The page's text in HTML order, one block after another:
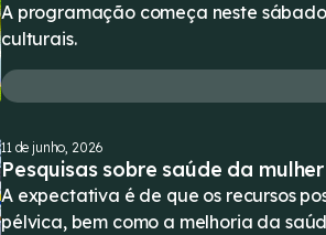
A programação começa neste
culturais.
11 de junho, 2026
Pesquisas sobre saúde da
A expectativa é de que os recursos
pélvica, bem como a melhoria da